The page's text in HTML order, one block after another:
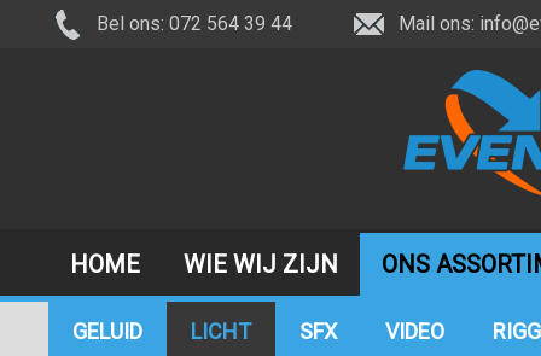
Bel ons: 072 564 39 44 Mail ons:
HOME WIE WIJ ZIJN ONS
GELUID LICHT SFX VIDEO